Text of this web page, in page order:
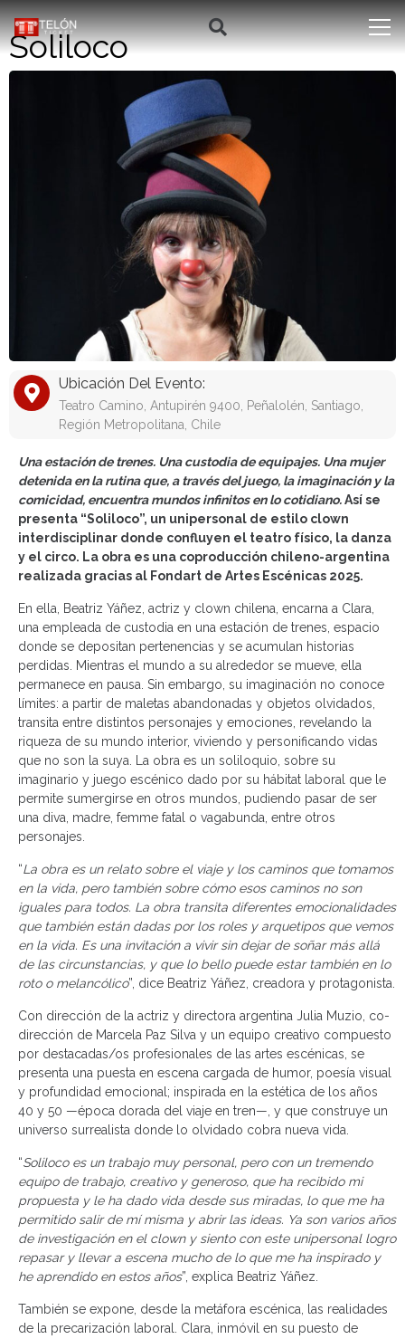
Soliloco
Ubicación Del Evento:
Teatro Camino, Antupirén 9400, Peñalolén, Santiago,
Región Metropolitana, Chile
Una estación de trenes. Una custodia de equipajes. Una mujer
detenida en la rutina que, a través del juego, la imaginación y la
comicidad, encuentra mundos infinitos en lo cotidiano.Así se
presenta “Soliloco”, un unipersonal de estilo clown
interdisciplinar donde confluyen el teatro físico, la danza
y el circo. La obra es una coproducción chileno-argentina
realizada gracias al Fondart de Artes Escénicas 2025.
En ella, Beatriz Yáñez, actriz y clown chilena, encarna a Clara,
una empleada de custodia en una estación de trenes, espacio
donde se depositan pertenencias y se acumulan historias
perdidas. Mientras el mundo a su alrededor se mueve, ella
permanece en pausa. Sin embargo, su imaginación no conoce
límites: a partir de maletas abandonadas y objetos olvidados,
transita entre distintos personajes y emociones, revelando la
riqueza de su mundo interior, viviendo y personificando vidas
que no son la suya. La obra es un soliloquio, sobre su
imaginario y juego escénico dado por su hábitat laboral que le
permite sumergirse en otros mundos, pudiendo pasar de ser
una diva, madre, femme fatal o vagabunda, entre otros
personajes.
“La obra es un relato sobre el viaje y los caminos que tomamos
en la vida, pero también sobre cómo esos caminos no son
iguales para todos. La obra transita diferentes emocionalidades
que también están dadas por los roles y arquetipos que vemos
en la vida. Es una invitación a vivir sin dejar de soñar más allá
de las circunstancias, y que lo bello puede estar también en lo
roto o melancólico”, dice Beatriz Yáñez, creadora y protagonista.
Con dirección de la actriz y directora argentina Julia Muzio, co-
dirección de Marcela Paz Silva y un equipo creativo compuesto
por destacadas/os profesionales de las artes escénicas, se
presenta una puesta en escena cargada de humor, poesía visual
y profundidad emocional; inspirada en la estética de los años
40 y 50 —época dorada del viaje en tren—, y que construye un
universo surrealista donde lo olvidado cobra nueva vida.
“Soliloco es un trabajo muy personal, pero con un tremendo
equipo de trabajo, creativo y generoso, que ha recibido mi
propuesta y le ha dado vida desde sus miradas, lo que me ha
permitido salir de mí misma y abrir las ideas. Ya son varios años
de investigación en el clown y siento con este unipersonal logro
repasar y llevar a escena mucho de lo que me ha inspirado y
he aprendido en estos años”, explica Beatriz Yáñez.
También se expone, desde la metáfora escénica, las realidades
de la precarización laboral. Clara, inmóvil en su puesto de